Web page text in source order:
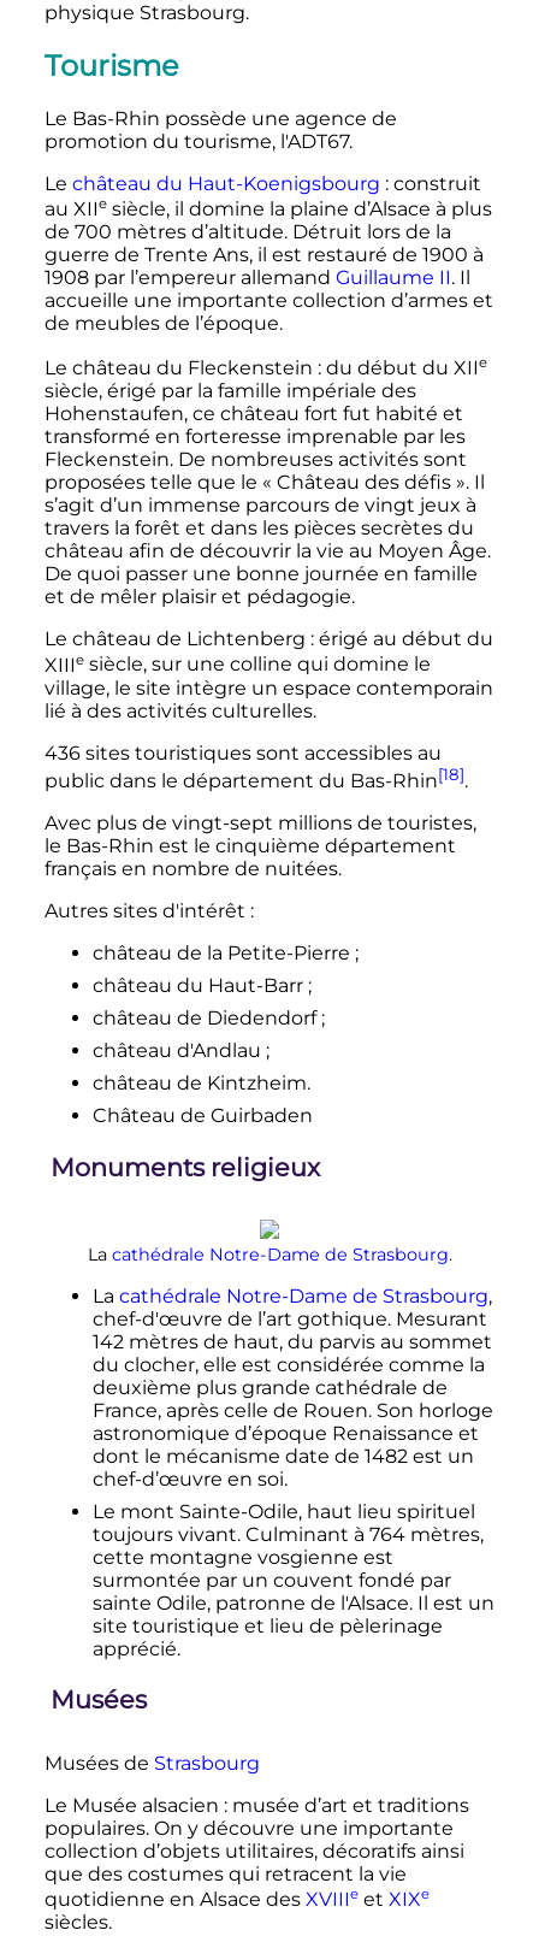
physique Strasbourg.
Tourisme
Le Bas-Rhin possède une agence de
promotion du tourisme, l'ADT67.
Le château du Haut-Koenigsbourg : construit
au XIIe siècle, il domine la plaine d’Alsace à plus
de 700 mètresd’altitude. Détruit lors de la
guerre de Trente Ans, il est restauré de 1900 à
1908 par l’empereur allemand Guillaume II. Il
accueille une importante collection d’armes et
de meubles de l’époque.
Le château du Fleckenstein : du début du XIIe
siècle, érigé par la famille impériale des
Hohenstaufen, ce château fort fut habité et
transformé en forteresse imprenable par les
Fleckenstein. De nombreuses activités sont
proposées telle que le « Château des défis ». Il
s’agit d’un immense parcours de vingt jeux à
travers la forêt et dans les pièces secrètes du
château afin de découvrir la vie au Moyen Âge.
De quoi passer une bonne journée en famille
et de mêler plaisir et pédagogie.
Le château de Lichtenberg : érigé au début du
XIIIe siècle, sur une colline qui domine le
village, le site intègre un espace contemporain
lié à des activités culturelles.
436 sites touristiques sont accessibles au
public dans le département du Bas-Rhin[18].
Avec plus de vingt-sept millions de touristes,
le Bas-Rhin est le cinquième département
français en nombre de nuitées.
Autres sites d'intérêt :
château de la Petite-Pierre ;
château du Haut-Barr ;
château de Diedendorf ;
château d'Andlau ;
château de Kintzheim.
Château de Guirbaden
Monuments religieux
La cathédrale Notre-Dame de Strasbourg.
La cathédrale Notre-Dame de Strasbourg,
chef-d'œuvre de l’art gothique. Mesurant
142 mètresde haut, du parvis au sommet
du clocher, elle est considérée comme la
deuxième plus grande cathédrale de
France, après celle de Rouen. Son horloge
astronomique d’époque Renaissance et
dont le mécanisme date de 1482 est un
chef-d’œuvre en soi.
Le mont Sainte-Odile, haut lieu spirituel
toujours vivant. Culminant à 764 mètres,
cette montagne vosgienne est
surmontée par un couvent fondé par
sainte Odile, patronne de l'Alsace. Il est un
site touristique et lieu de pèlerinage
apprécié.
Musées
Musées de Strasbourg
Le Musée alsacien : musée d’art et traditions
populaires. On y découvre une importante
collection d’objets utilitaires, décoratifs ainsi
que des costumes qui retracent la vie
quotidienne en Alsace des XVIIIe et XIXe
siècles.